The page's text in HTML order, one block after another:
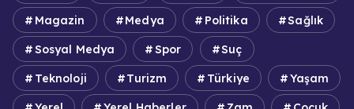
Magazin Medya Politika Sağlık
Sosyal Medya Spor Suç
Teknoloji Turizm Türkiye Yaşam